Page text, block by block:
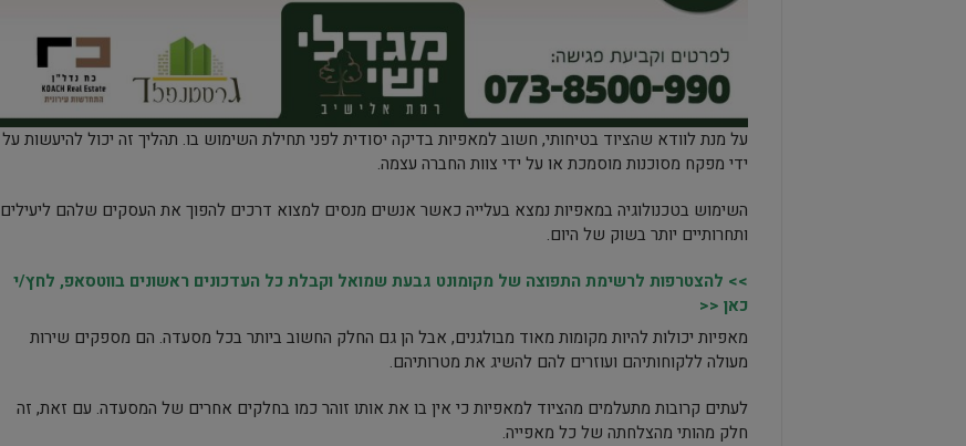
על מנת לוודא שהציוד בטיחותי, חשוב למאפיות בדיקה יסודית לפני תחילת השימוש בו. תהליך זה יכול להיעשות על
ידי מפקח מסוכנות מוסמכת או על ידי צוות החברה עצמה.
השימוש בטכנולוגיה במאפיות נמצא בעלייה כאשר אנשים מנסים למצוא דרכים להפוך את העסקים שלהם ליעילים
ותחרותיים יותר בשוק של היום.
>> להצטרפות לרשימת התפוצה של מקומונט גבעת שמואל וקבלת כל העדכונים ראשונים בווטסאפ, לחץ/י
כאן <<
מאפיות יכולות להיות מקומות מאוד מבולגנים, אבל הן גם החלק החשוב ביותר בכל מסעדה. הם מספקים שירות
מעולה ללקוחותיהם ועוזרים להם להשיג את מטרותיהם.
לעתים קרובות מתעלמים מהציוד למאפיות כי אין בו את אותו זוהר כמו בחלקים אחרים של המסעדה. עם זאת, זה
חלק מהותי מהצלחתה של כל מאפייה.